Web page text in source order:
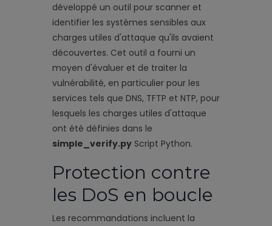
développé un outil pour scanner et
identifier les systèmes sensibles aux
charges utiles d'attaque qu'ils avaient
découvertes. Cet outil a fourni un
moyen d'évaluer et de traiter la
vulnérabilité, en particulier pour les
services tels que DNS, TFTP et NTP, pour
lesquels les charges utiles d'attaque
ont été définies dans le
simple_verify.py Script Python.
Protection contre
les DoS en boucle
Les recommandations incluent la